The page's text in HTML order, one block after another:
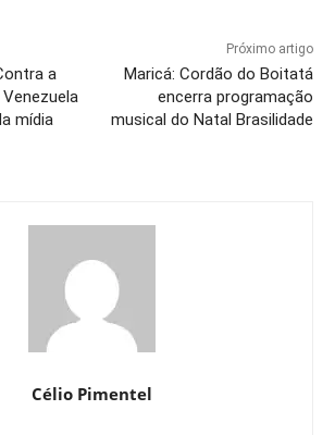
a
mídia
Próximo artigo
Maricá: Cordão do Boitatá
encerra programação
musical do Natal Brasilidade
Célio Pimentel